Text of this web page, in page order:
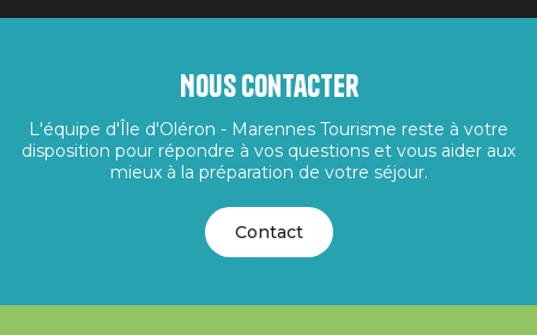
Nous contacter
L'équipe d'Île d'Oléron - Marennes Tourisme reste à votre
disposition pour répondre à vos questions et vous aider aux
mieux à la préparation de votre séjour.
Contact